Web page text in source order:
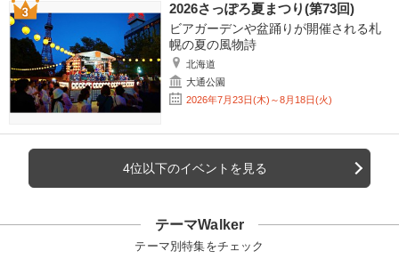
2026さっぽろ夏まつり(第73回)
ビアガーデンや盆踊りが開催される札
幌の夏の風物詩
北海道
大通公園
2026年7月23日(木)～8月18日(火)
4位以下のイベントを見る
テーマWalker
テーマ別特集をチェック